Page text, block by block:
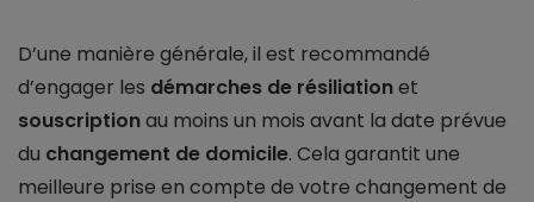
D’une manière générale, il est recommandé
d’engager les démarches de résiliationet
souscriptionau moins un mois avant la date prévue
du changement de domicile. Cela garantit une
meilleure prise en compte de votre changement de